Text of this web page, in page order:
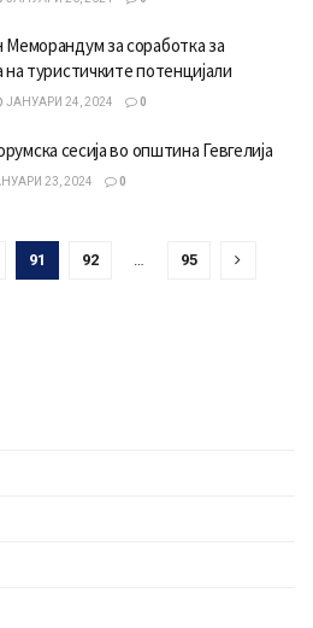
за соработка за
на туристичките потенцијали
ЈАНУАРИ 24, 2024 0
сесија во општина Гевгелија
23, 2024 0
91 92 … 95